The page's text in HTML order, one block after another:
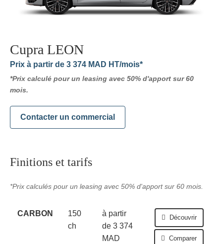
Cupra LEON
Prix à partir de 3 374 MAD HT/mois*
*Prix calculé pour un leasing avec 50% d'apport sur 60
mois.
Contacter un commercial
Finitions et tarifs
*Prix calculés pour un leasing avec 50% d'apport sur 60 mois.
CARBON
150
ch
à partir
de 3 374
MAD
Découvrir
Comparer